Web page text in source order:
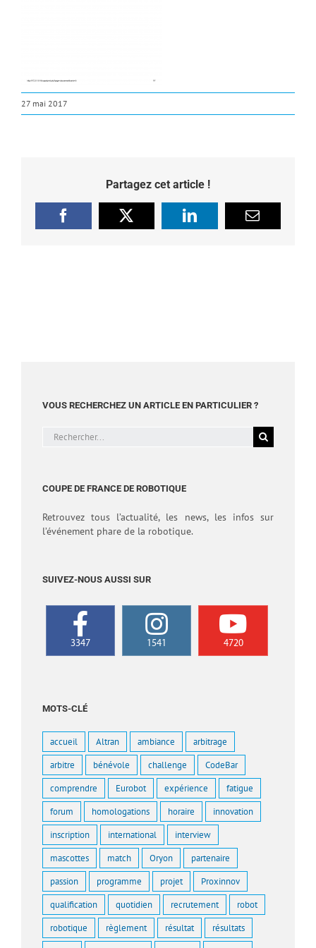
27 mai 2017
Partagez cet article !
Facebook X LinkedIn Email
VOUS RECHERCHEZ UN ARTICLE EN PARTICULIER ?
Rechercher:
COUPE DE FRANCE DE ROBOTIQUE
Retrouvez tous l’actualité, les news, les infos sur
l’événement phare de la robotique.
SUIVEZ-NOUS AUSSI SUR
3347 1541 4720
MOTS-CLÉ
accueil Altran ambiance arbitrage
arbitre bénévole challenge CodeBar
comprendre Eurobot expérience fatigue
forum homologations horaire innovation
inscription international interview
mascottes match Oryon partenaire
passion programme projet Proxinnov
qualification quotidien recrutement robot
robotique règlement résultat résultats